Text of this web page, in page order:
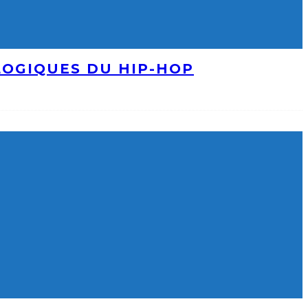
DU HIP-HOP